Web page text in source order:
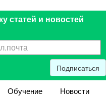
статей и новостей
Подписаться
Обучение
Новости